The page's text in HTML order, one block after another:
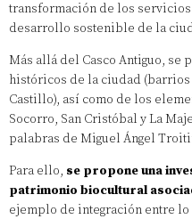
transformación de los
desarrollo sostenible de la
Más allá del Casco Antiguo, se
históricos de la ciudad (barrios
Castillo), así como de los
Socorro, San Cristóbal y La
palabras de Miguel Ángel
Para ello, se propone una
patrimonio biocultural
ejemplo de integración entre